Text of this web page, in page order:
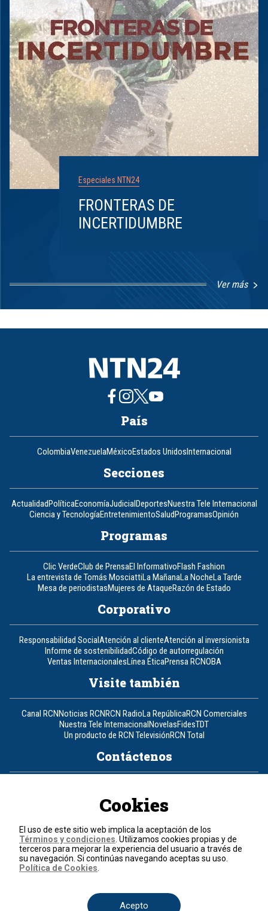
Especiales NTN24
FRONTERAS DE
INCERTIDUMBRE
Ver más
8
País
ColombiaVenezuelaMéxicoEstados UnidosInternacional
Secciones
ActualidadPolíticaEconomíaJudicialDeportesNuestra Tele Internacional
Ciencia y TecnologíaEntretenimientoSaludProgramasOpinión
Programas
Clic VerdeClub de PrensaEl InformativoFlash Fashion
La entrevista de Tomás MosciattiLa MañanaLa NocheLa Tarde
Mesa de periodistasMujeres de AtaqueRazón de Estado
Corporativo
Responsabilidad SocialAtención al clienteAtención al inversionista
Informe de sostenibilidadCódigo de autorregulación
Ventas InternacionalesLínea ÉticaPrensa RCNOBA
Visite también
Canal RCNNoticias RCNRCN RadioLa RepúblicaRCN Comerciales
Nuestra Tele InternacionalNovelasFidesTDT
Un producto de RCN TelevisiónRCN Total
Contáctenos
Política de cookies
Términos y condiciones
© 2026, RCN Medios.
Todos los derechos reservados.
Cookies
El uso de este sitio web implica la aceptación de los
Términos y condiciones . Utilizamos cookies propias y de
terceros para mejorar la experiencia del usuario a través de
su navegación. Si continúas navegando aceptas su uso.
Política de Cookies
Acepto